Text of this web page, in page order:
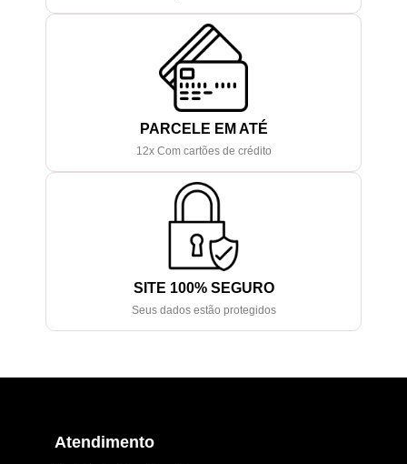
PARCELE EM ATÉ
12x Com cartões de crédito
SITE 100% SEGURO
Seus dados estão protegidos
Atendimento